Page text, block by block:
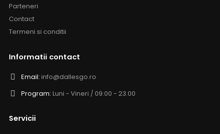
Parteneri
Contact
Termeni si conditii
Informatii contact
Email: info@dallesgo.ro
Program: Luni - Vineri / 09:00 - 23.00
Servicii